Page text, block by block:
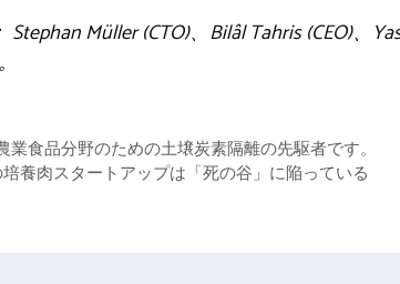
Stephan Müller (CTO)、Bilâl Tahris (CEO)、
食品分野のための土壌炭素隔離の先駆者です。
養肉スタートアップは「死の谷」に陥っている